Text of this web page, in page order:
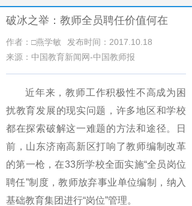
破冰之举：教师全员聘任价值何在
作者：□燕学敏
发布时间：2017.10.18
来源：中国教育新闻网-中国教师报
近年来，教师工作积极性不高成为困
扰教育发展的现实问题，许多地区和学校
都在探索破解这一难题的方法和途径。日
前，山东济南高新区打响了教师编制改革
的第一枪，在33所学校全面实施“全员岗位
聘任”制度，教师放弃事业单位编制，纳入
基础教育集团进行“岗位”管理。